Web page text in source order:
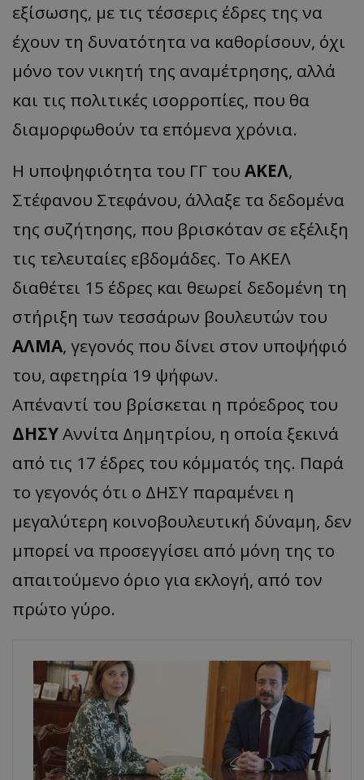
εξίσωσης, με τις τέσσερις έδρες της να
έχουν τη δυνατότητα να καθορίσουν, όχι
μόνο τον νικητή της αναμέτρησης, αλλά
και τις πολιτικές ισορροπίες, που θα
διαμορφωθούν τα επόμενα χρόνια.
Η υποψηφιότητα του ΓΓ του ΑΚΕΛ,
Στέφανου Στεφάνου, άλλαξε τα δεδομένα
της συζήτησης, που βρισκόταν σε εξέλιξη
τις τελευταίες εβδομάδες. Το ΑΚΕΛ
διαθέτει 15 έδρες και θεωρεί δεδομένη τη
στήριξη των τεσσάρων βουλευτών του
ΑΛΜΑ, γεγονός που δίνει στον υποψήφιό
του, αφετηρία 19 ψήφων.
Απέναντί του βρίσκεται η πρόεδρος του
ΔΗΣΥΑννίτα Δημητρίου, η οποία ξεκινά
από τις 17 έδρες του κόμματός της. Παρά
το γεγονός ότι ο ΔΗΣΥ παραμένει η
μεγαλύτερη κοινοβουλευτική δύναμη, δεν
μπορεί να προσεγγίσει από μόνη της το
απαιτούμενο όριο για εκλογή, από τον
πρώτο γύρο.